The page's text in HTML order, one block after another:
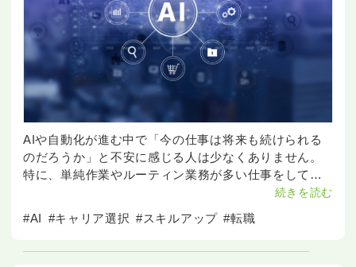
AIや自動化が進む中で「今の仕事は将来も続けられる
のだろうか」と不安に感じる人は少なくありません。
特に、単純作業やルーティン業務が多い仕事をしてい
ると、これからの働き方に迷うこともあるでしょう。
一方で、AI時代でも必要とされやすい仕事には、いく
つかの共
#AI #キャリア選択 #スキルアップ #転職
続きを読む